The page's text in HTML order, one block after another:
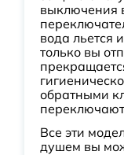
выключения
вода льется
только вы
обратными
Все эти
душем вы